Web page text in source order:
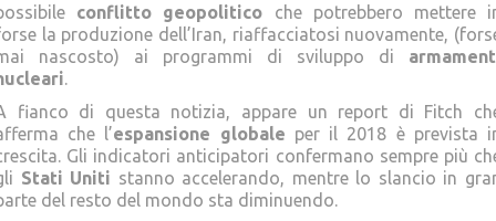
conflitto geopolitico che potrebbero mettere
la produzione dell’Iran, riaffacciatosi nuovamente,
nascosto) ai programmi di sviluppo di
.
fianco di questa notizia, appare un report di Fitch
che l’espansione globale per il 2018 è prevista
Gli indicatori anticipatori confermano sempre più
Stati Uniti stanno accelerando, mentre lo slancio in
del resto del mondo sta diminuendo.